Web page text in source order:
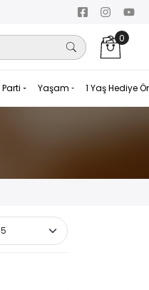
0
Parti Yaşam 1 Yaş Hediye